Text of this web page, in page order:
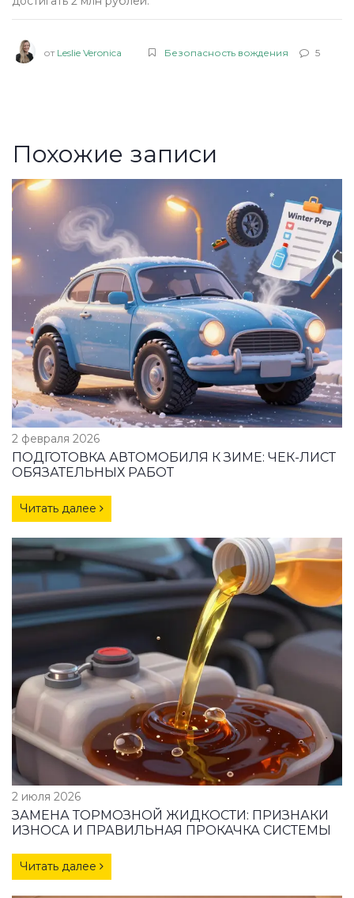
от Leslie Veronica Безопасность вождения 5
Похожие записи
2 февраля 2026
ПОДГОТОВКА АВТОМОБИЛЯ К ЗИМЕ: ЧЕК-ЛИСТ
ОБЯЗАТЕЛЬНЫХ РАБОТ
Читать далее
2 июля 2026
ЗАМЕНА ТОРМОЗНОЙ ЖИДКОСТИ: ПРИЗНАКИ
ИЗНОСА И ПРАВИЛЬНАЯ ПРОКАЧКА СИСТЕМЫ
Читать далее